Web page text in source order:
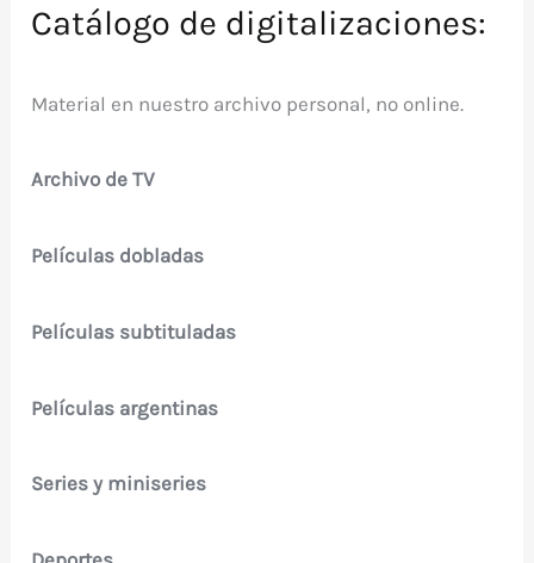
Catálogo de digitalizaciones:
Material en nuestro archivo personal, no online.
Archivo de TV
Películas dobladas
Películas subtituladas
Películas argentinas
Series y miniseries